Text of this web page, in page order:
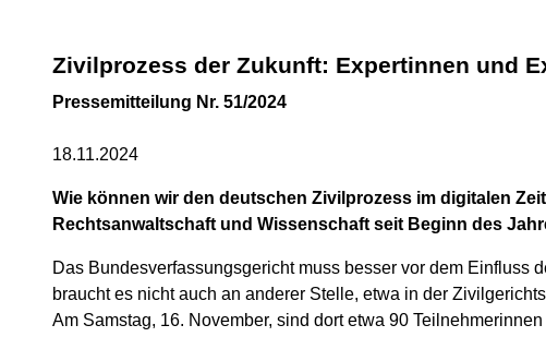
Zivilprozess der Zukunft: Expertinnen und
Pressemitteilung Nr. 51/2024
18.11.2024
Wie können wir den deutschen Zivilprozess im digitalen
Rechtsanwaltschaft und Wissenschaft seit Beginn des
Das Bundesverfassungsgericht muss besser vor dem
braucht es nicht auch an anderer Stelle, etwa in der
Am Samstag, 16. November, sind dort etwa 90